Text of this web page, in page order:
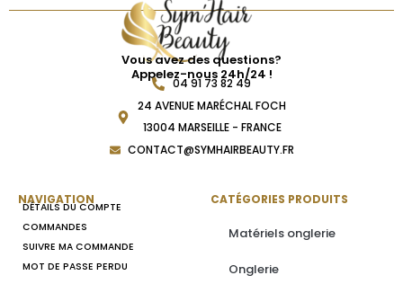
Vous avez des questions?
Appelez-nous 24h/24 !
04 91 73 82 49
24 AVENUE MARÉCHAL FOCH
13004 MARSEILLE - FRANCE
CONTACT@SYMHAIRBEAUTY.FR
NAVIGATION
DÉTAILS DU COMPTE
COMMANDES
SUIVRE MA COMMANDE
MOT DE PASSE PERDU
CATÉGORIES PRODUITS
Matériels onglerie
Onglerie